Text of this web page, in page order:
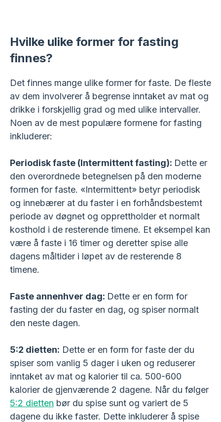
Hvilke ulike former for fasting
finnes?
Det finnes mange ulike former for faste. De fleste
av dem involverer å begrense inntaket av mat og
drikke i forskjellig grad og med ulike intervaller.
Noen av de mest populære formene for fasting
inkluderer:
Periodisk faste (Intermittent fasting): Dette er
den overordnede betegnelsen på den moderne
formen for faste. «Intermittent» betyr periodisk
og innebærer at du faster i en forhåndsbestemt
periode av døgnet og opprettholder et normalt
kosthold i de resterende timene. Et eksempel kan
være å faste i 16 timer og deretter spise alle
dagens måltider i løpet av de resterende 8
timene.
Faste annenhver dag: Dette er en form for
fasting der du faster en dag, og spiser normalt
den neste dagen.
5:2 dietten: Dette er en form for faste der du
spiser som vanlig 5 dager i uken og reduserer
inntaket av mat og kalorier til ca. 500-600
kalorier de gjenværende 2 dagene. Når du følger
5:2 dietten bør du spise sunt og variert de 5
dagene du ikke faster. Dette inkluderer å spise